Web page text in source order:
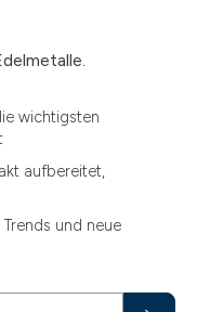
wichtigsten
aufbereitet,
und neue